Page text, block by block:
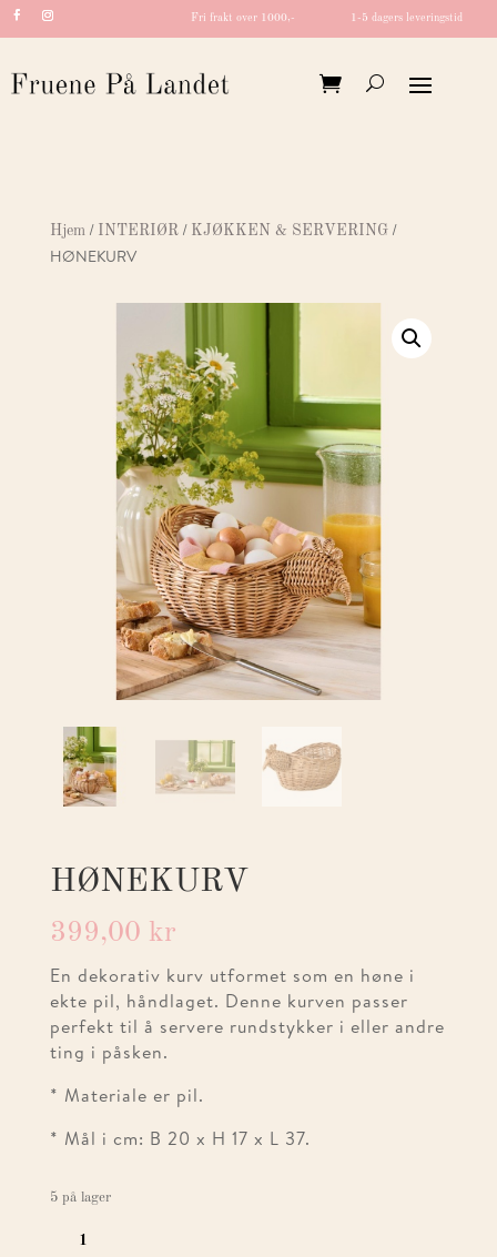
Fri frakt over 1000,- 1-5 dagers leveringstid
Hjem/ INTERIØR/ KJØKKEN & SERVERING/
HØNEKURV
HØNEKURV
399,00 kr
En dekorativ kurv utformet som en høne i
ekte pil, håndlaget. Denne kurven passer
perfekt til å servere rundstykker i eller andre
ting i påsken.
* Materiale er pil.
* Mål i cm: B 20 x H 17 x L 37.
5 på lager
ANTALL